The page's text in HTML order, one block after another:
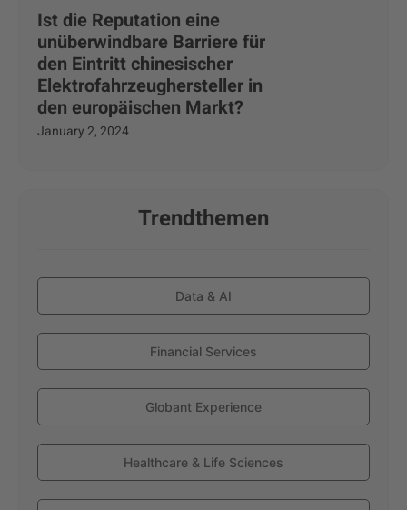
Ist die Reputation eine
unüberwindbare Barriere für
den Eintritt chinesischer
Elektrofahrzeughersteller in
den europäischen Markt?
January 2, 2024
Trendthemen
Data & AI
Financial Services
Globant Experience
Healthcare & Life Sciences